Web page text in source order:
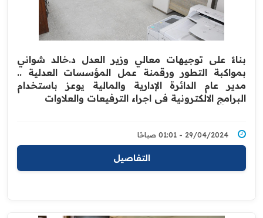
بناءً على توجيهات معالي وزير العدل د.خالد شواني
بمواكبة التطور ورقمنة عمل المؤسسات العدلية ..
مدير عام الدائرة الإدارية والمالية يوعز باستخدام
البرامج الالكترونية في اجراء الترفيعات والعلاوات
29/04/2024 - 01:01 صباحًا
التفاصيل